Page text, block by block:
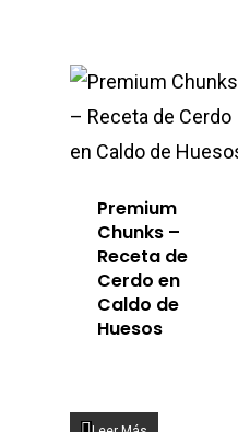
Premium
Chunks –
Receta de
Cerdo en
Caldo de
Huesos